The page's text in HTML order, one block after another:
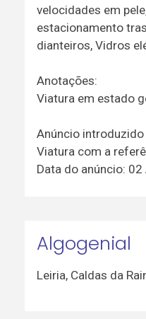
velocidades em
estacionamento
dianteiros, Vidros
Anotações:
Viatura em estado
Anúncio
Viatura com a
Data do anúncio:
Algogenial
Leiria, Caldas da